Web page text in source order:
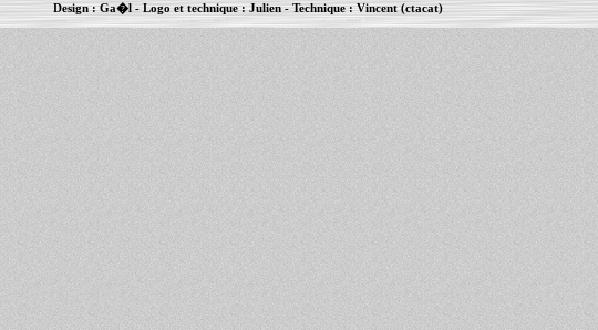
Design :Ga�l - Logo et technique :Julien - Technique :Vincent (ctacat)
- |